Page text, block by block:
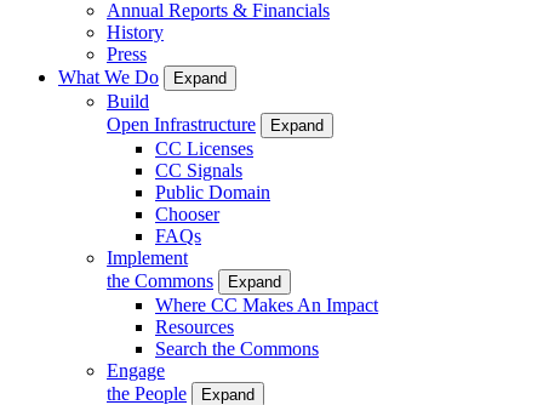
Annual Reports & Financials
History
Press
What We Do
Expand
Build
Open Infrastructure
Expand
CC Licenses
CC Signals
Public Domain
Chooser
FAQs
Implement
the Commons
Expand
Where CC Makes An Impact
Resources
Search the Commons
Engage
the People
Expand